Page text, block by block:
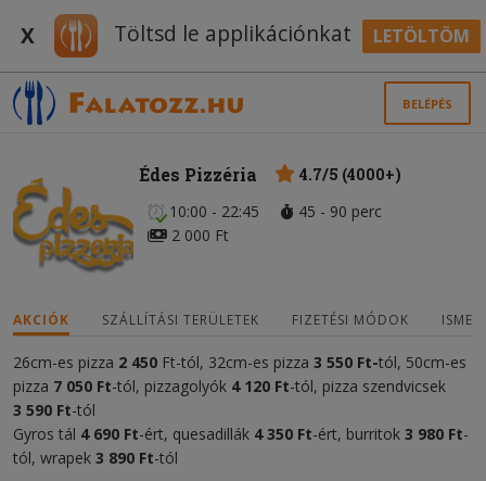
X Töltsd le applikációnkat LETÖLTÖM
BELÉPÉS
Édes Pizzéria
4.7/5 (4000+)
10:00 - 22:45
45 - 90 perc
2 000 Ft
AKCIÓK SZÁLLÍTÁSI TERÜLETEK FIZETÉSI MÓDOK
26cm-es pizza 2 450 Ft-tól, 32cm-es pizza 3 550 Ft-tól, 50cm-es
pizza 7 050 Ft-tól, pizzagolyók 4 120 Ft-tól, pizza szendvicsek
3 590 Ft-tól
Gyros tál 4 690 Ft-ért, quesadillák 4350 Ft-ért, burritok 3 980 Ft-
tól, wrapek 3 890 Ft-tól